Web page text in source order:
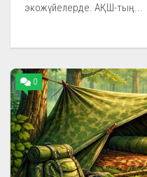
экожүйелерде. АҚШ-тың...
0